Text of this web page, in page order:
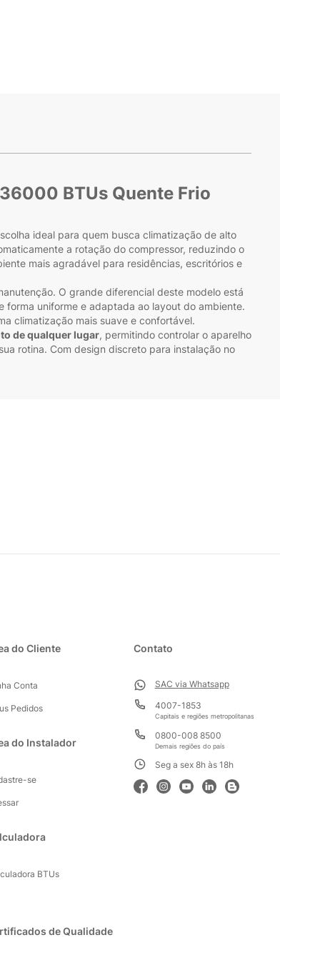
BTUs Quente Frio
ideal para quem busca climatização de alto
a rotação do compressor, reduzindo o
mais agradável para residências, escritórios e
O grande diferencial deste modelo está
forma uniforme e adaptada ao layout do ambiente.
climatização mais suave e confortável.
de qualquer lugar, permitindo controlar o aparelho
rotina. Com design discreto para instalação no
do Cliente
Conta
Pedidos
do Instalador
se
BTUs
Contato
SAC via Whatsapp
4007-1853
Capitais e regiões metropolitanas
0800-008 8500
Demais regiões do país
Seg a sex 8h às 18h
de Qualidade